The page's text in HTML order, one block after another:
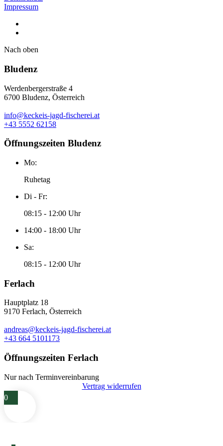
Impressum
Nach oben
Bludenz
Werdenbergerstraße 4
6700 Bludenz, Österreich
info@keckeis-jagd-fischerei.at
+43 5552 62158
Öffnungszeiten Bludenz
Mo:
Ruhetag
Di - Fr:
08:15 - 12:00 Uhr
14:00 - 18:00 Uhr
Sa:
08:15 - 12:00 Uhr
Ferlach
Hauptplatz 18
9170 Ferlach, Österreich
andreas@keckeis-jagd-fischerei.at
+43 664 5101173
Öffnungszeiten Ferlach
Nur nach Terminvereinbarung
Vertrag widerrufen
0